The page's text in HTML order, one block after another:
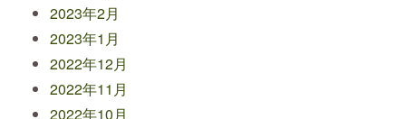
2023年2月
2023年1月
2022年12月
2022年11月
2022年10月